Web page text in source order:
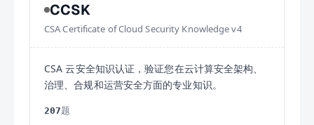
CCSK
CSA Certificate of Cloud Security Knowledge v4
CSA 云安全知识认证，验证您在云计算安全架构、
治理、合规和运营安全方面的专业知识。
207题